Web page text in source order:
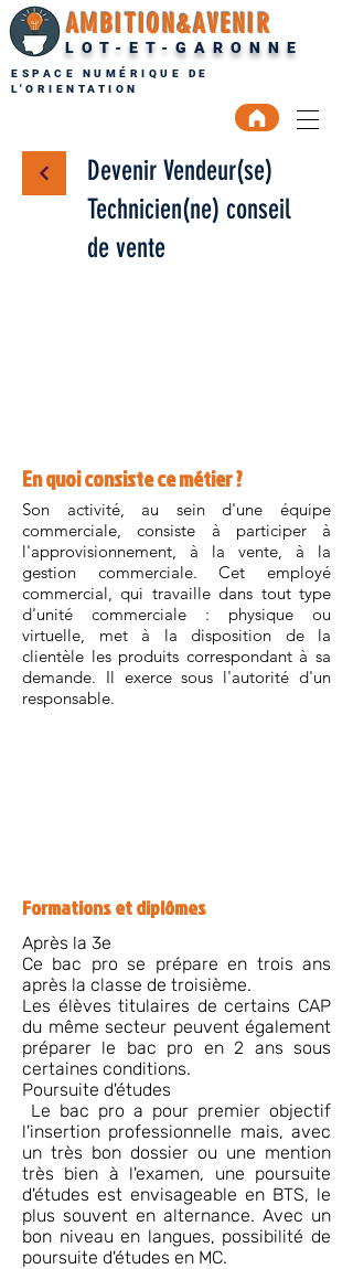
AMBITION&AVENIR
LOT-ET-GARONNE
ESPACE NUMÉRIQUE DE
L'ORIENTATION
Devenir Vendeur(se)
Technicien(ne) conseil
de vente
En quoi consiste ce métier ?
Son activité, au sein d'une équipe
commerciale, consiste à participer à
l'approvisionnement, à la vente, à la
gestion commerciale. Cet employé
commercial, qui travaille dans tout type
d'unité commerciale : physique ou
virtuelle, met à la disposition de la
clientèle les produits correspondant à sa
demande. Il exerce sous l'autorité d'un
responsable.
Formations et diplômes
Après la 3e
Ce bac pro se prépare en trois ans
après la classe de troisième.
Les élèves titulaires de certains CAP
du même secteur peuvent également
préparer le bac pro en 2 ans sous
certaines conditions.
Poursuite d'études
Le bac pro a pour premier objectif
l'insertion professionnelle mais, avec
un très bon dossier ou une mention
très bien à l'examen, une poursuite
d'études est envisageable en BTS, le
plus souvent en alternance. Avec un
bon niveau en langues, possibilité de
poursuite d'études en MC.